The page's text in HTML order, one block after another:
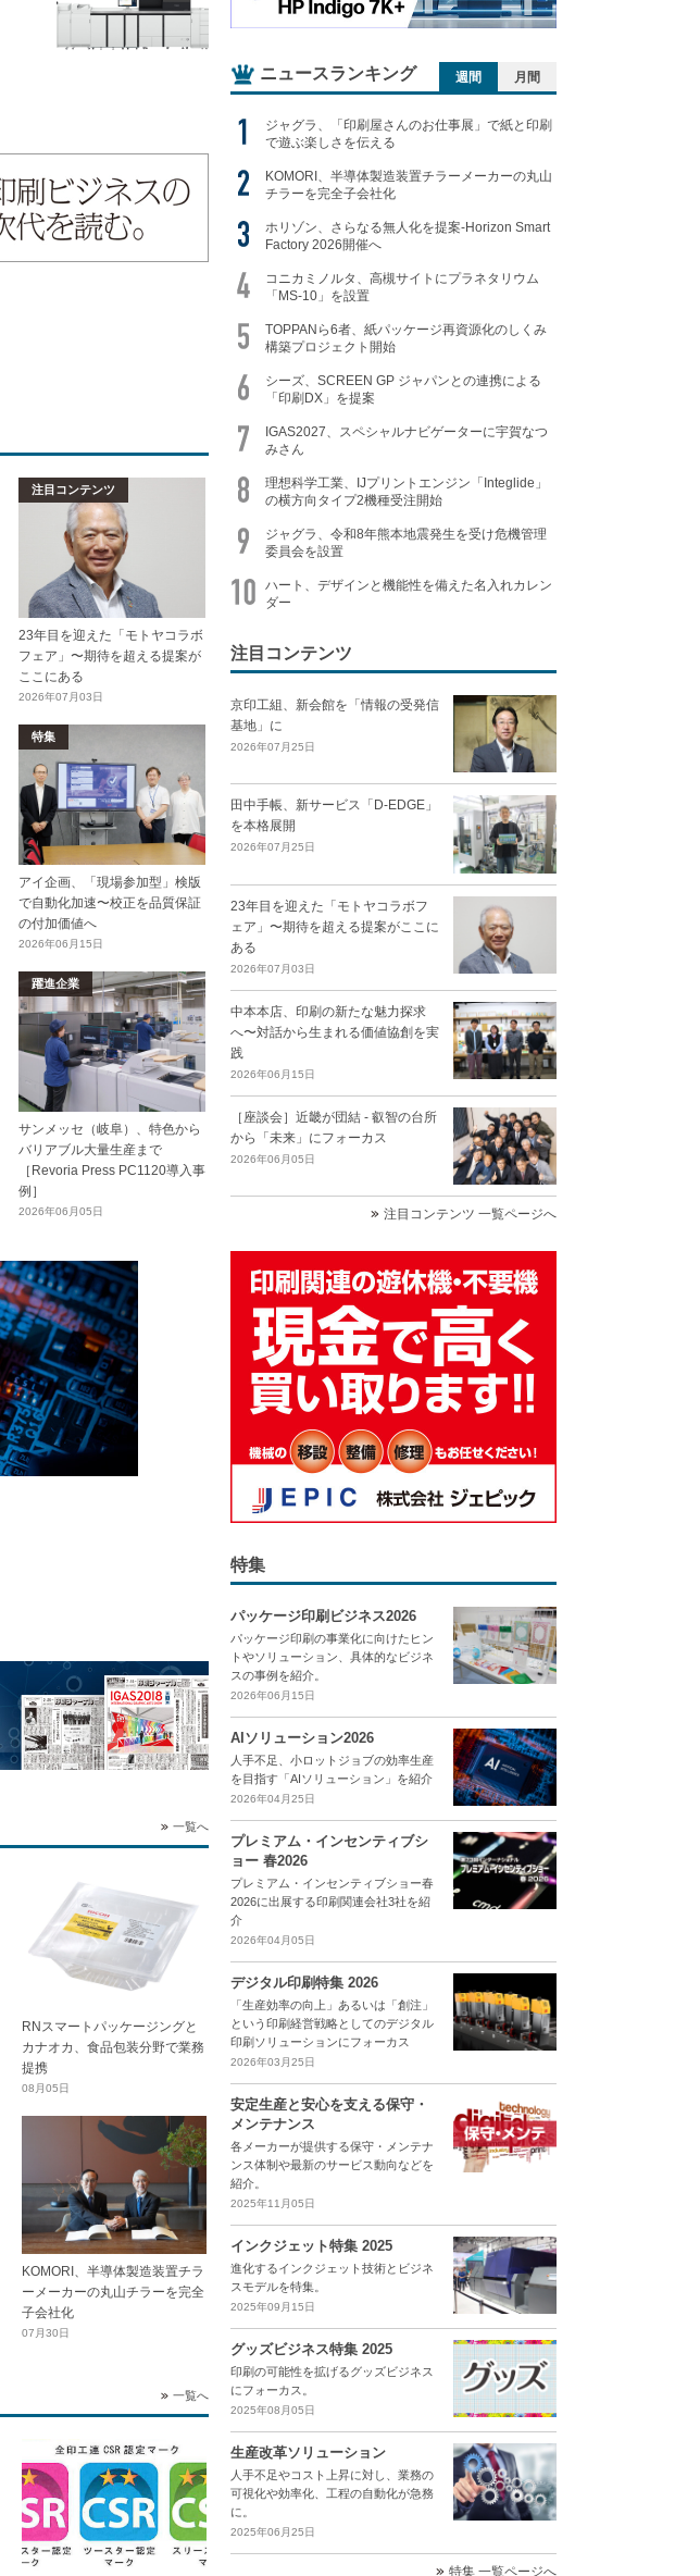
注目コンテンツ
23年目を迎えた「モトヤコラボ
フェア」〜期待を超える提案が
ここにある
2026年07月03日
特集
アイ企画、「現場参加型」検版
で自動化加速〜校正を品質保証
の付加価値へ
2026年06月15日
躍進企業
サンメッセ（岐阜）、特色から
バリアブル大量生産まで
［Revoria Press PC1120導入事
例］
2026年06月05日
一覧へ
RNスマートパッケージングと
カナオカ、食品包装分野で業務
提携
08月05日
KOMORI、半導体製造装置チラ
ーメーカーの丸山チラーを完全
子会社化
07月30日
一覧へ
ニュースランキング 週間 月間
ジャグラ、「印刷屋さんのお仕事展」で紙と印刷
で遊ぶ楽しさを伝える
KOMORI、半導体製造装置チラーメーカーの丸山
チラーを完全子会社化
ホリゾン、さらなる無人化を提案-Horizon Smart
Factory 2026開催へ
コニカミノルタ、高槻サイトにプラネタリウム
「MS-10」を設置
TOPPANら6者、紙パッケージ再資源化のしくみ
構築プロジェクト開始
シーズ、SCREEN GP ジャパンとの連携による
「印刷DX」を提案
IGAS2027、スペシャルナビゲーターに宇賀なつ
みさん
理想科学工業、IJプリントエンジン「Integlide」
の横方向タイプ2機種受注開始
ジャグラ、令和8年熊本地震発生を受け危機管理
委員会を設置
ハート、デザインと機能性を備えた名入れカレン
ダー
注目コンテンツ
京印工組、新会館を「情報の受発信
基地」に
2026年07月25日
田中手帳、新サービス「D-EDGE」
を本格展開
2026年07月25日
23年目を迎えた「モトヤコラボフ
ェア」〜期待を超える提案がここに
ある
2026年07月03日
中本本店、印刷の新たな魅力探求
へ〜対話から生まれる価値協創を実
践
2026年06月15日
［座談会］近畿が団結 - 叡智の台所
から「未来」にフォーカス
2026年06月05日
注目コンテンツ 一覧ページへ
特集
パッケージ印刷ビジネス2026
パッケージ印刷の事業化に向けたヒン
トやソリューション、具体的なビジネ
スの事例を紹介。
2026年06月15日
AIソリューション2026
人手不足、小ロットジョブの効率生産
を目指す「AIソリューション」を紹介
2026年04月25日
プレミアム・インセンティブシ
ョー 春2026
プレミアム・インセンティブショー春
2026に出展する印刷関連会社3社を紹
介
2026年04月05日
デジタル印刷特集 2026
「生産効率の向上」あるいは「創注」
という印刷経営戦略としてのデジタル
印刷ソリューションにフォーカス
2026年03月25日
安定生産と安心を支える保守・
メンテナンス
各メーカーが提供する保守・メンテナ
ンス体制や最新のサービス動向などを
紹介。
2025年11月05日
インクジェット特集 2025
進化するインクジェット技術とビジネ
スモデルを特集。
2025年09月15日
グッズビジネス特集 2025
印刷の可能性を拡げるグッズビジネス
にフォーカス。
2025年08月05日
生産改革ソリューション
人手不足やコスト上昇に対し、業務の
可視化や効率化、工程の自動化が急務
に。
2025年06月25日
特集 一覧ページへ